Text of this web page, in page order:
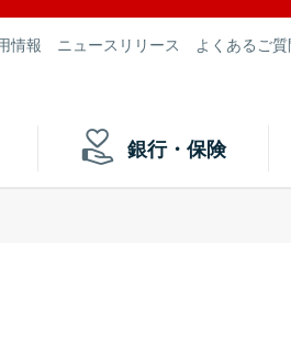
情報 ニュースリリース よくあるご
銀行・保険